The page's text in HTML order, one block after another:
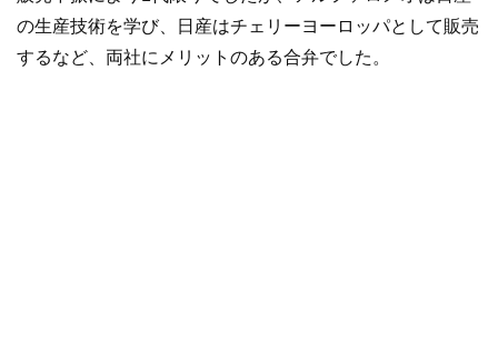
の生産技術を学び、日産はチェリーヨーロッパとして販売
するなど、両社にメリットのある合弁でした。